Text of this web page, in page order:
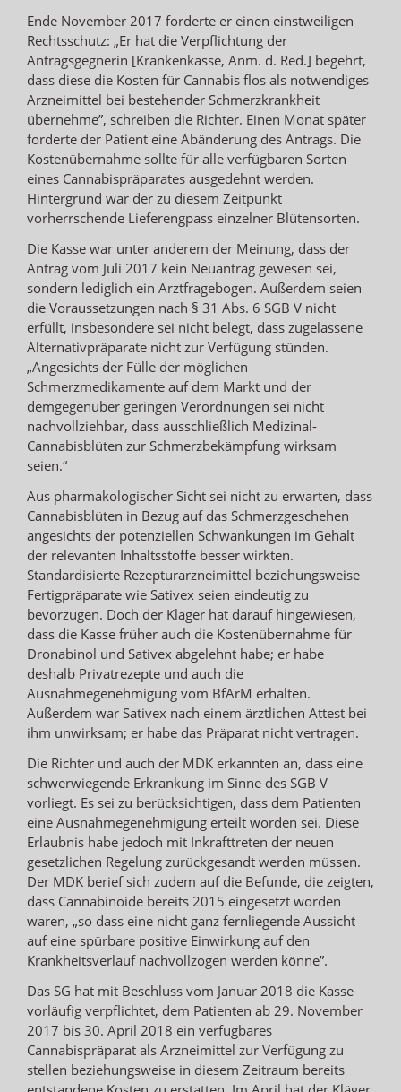
Ende November 2017 forderte er einen einstweiligen
Rechtsschutz: „Er hat die Verpflichtung der
Antragsgegnerin [Krankenkasse, Anm. d. Red.] begehrt,
dass diese die Kosten für Cannabis flos als notwendiges
Arzneimittel bei bestehender Schmerzkrankheit
übernehme”, schreiben die Richter. Einen Monat später
forderte der Patient eine Abänderung des Antrags. Die
Kostenübernahme sollte für alle verfügbaren Sorten
eines Cannabispräparates ausgedehnt werden.
Hintergrund war der zu diesem Zeitpunkt
vorherrschende Lieferengpass einzelner Blütensorten.
Die Kasse war unter anderem der Meinung, dass der
Antrag vom Juli 2017 kein Neuantrag gewesen sei,
sondern lediglich ein Arztfragebogen. Außerdem seien
die Voraussetzungen nach § 31 Abs. 6 SGB V nicht
erfüllt, insbesondere sei nicht belegt, dass zugelassene
Alternativpräparate nicht zur Verfügung stünden.
„Angesichts der Fülle der möglichen
Schmerzmedikamente auf dem Markt und der
demgegenüber geringen Verordnungen sei nicht
nachvollziehbar, dass ausschließlich Medizinal-
Cannabisblüten zur Schmerzbekämpfung wirksam
seien.“
Aus pharmakologischer Sicht sei nicht zu erwarten, dass
Cannabisblüten in Bezug auf das Schmerzgeschehen
angesichts der potenziellen Schwankungen im Gehalt
der relevanten Inhaltsstoffe besser wirkten.
Standardisierte Rezepturarzneimittel beziehungsweise
Fertigpräparate wie Sativex seien eindeutig zu
bevorzugen. Doch der Kläger hat darauf hingewiesen,
dass die Kasse früher auch die Kostenübernahme für
Dronabinol und Sativex abgelehnt habe; er habe
deshalb Privatrezepte und auch die
Ausnahmegenehmigung vom BfArM erhalten.
Außerdem war Sativex nach einem ärztlichen Attest bei
ihm unwirksam; er habe das Präparat nicht vertragen.
Die Richter und auch der MDK erkannten an, dass eine
schwerwiegende Erkrankung im Sinne des SGB V
vorliegt. Es sei zu berücksichtigen, dass dem Patienten
eine Ausnahmegenehmigung erteilt worden sei. Diese
Erlaubnis habe jedoch mit Inkrafttreten der neuen
gesetzlichen Regelung zurückgesandt werden müssen.
Der MDK berief sich zudem auf die Befunde, die zeigten,
dass Cannabinoide bereits 2015 eingesetzt worden
waren, „so dass eine nicht ganz fernliegende Aussicht
auf eine spürbare positive Einwirkung auf den
Krankheitsverlauf nachvollzogen werden könne”.
Das SG hat mit Beschluss vom Januar 2018 die Kasse
vorläufig verpflichtet, dem Patienten ab 29. November
2017 bis 30. April 2018 ein verfügbares
Cannabispräparat als Arzneimittel zur Verfügung zu
stellen beziehungsweise in diesem Zeitraum bereits